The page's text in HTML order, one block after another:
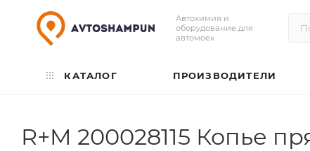
Автохимия и
оборудование для
автомоек
КАТАЛОГ ПРОИЗВОДИТЕЛИ
R+M 200028115 Копье